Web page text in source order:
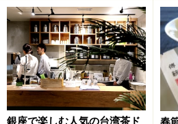
べにふうきが花粉症に